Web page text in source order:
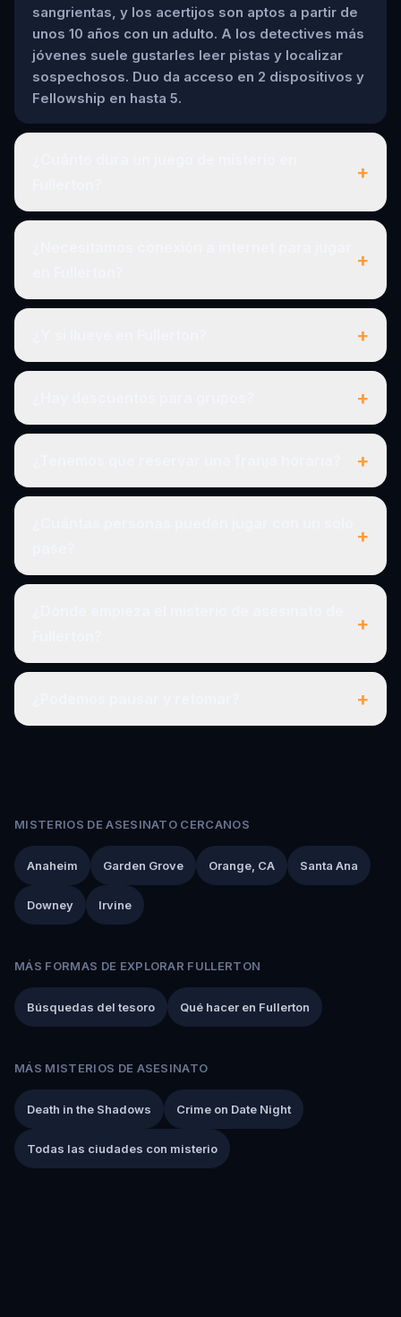
sangrientas, y los acertijos son aptos a partir de
unos 10 años con un adulto. A los detectives más
jóvenes suele gustarles leer pistas y localizar
sospechosos. Duo da acceso en 2 dispositivos y
Fellowship en hasta 5.
+
+
+
+
+
+
+
+
MISTERIOS DE ASESINATO CERCANOS
Anaheim Garden Grove Orange, CA Santa Ana
Downey Irvine
MÁS FORMAS DE EXPLORAR FULLERTON
Búsquedas del tesoro Qué hacer en Fullerton
MÁS MISTERIOS DE ASESINATO
Death in the Shadows Crime on Date Night
Todas las ciudades con misterio